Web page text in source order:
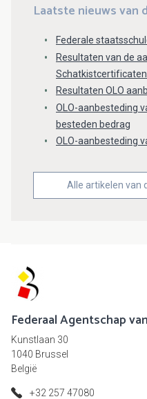
Laatste nieuws van
Federale
Resultaten van de
Resultaten OLO
OLO-aanbesteding
besteden bedrag
OLO-aanbesteding
Alle artikelen van
Federaal Agentschap
Kunstlaan 30
1040 Brussel
België
+32 257 47080